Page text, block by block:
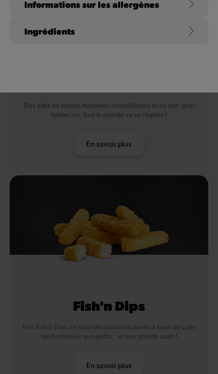
Des ailes de poulet marinées, croustillantes et au bon goût
barbecue. Tout le monde va se régaler !
En savoir plus
Fish'n Dips
Nos Fish’n Dips, ce sont des poissons panés à base de colin
qui font plaisir aux petits… et aux grands aussi !
En savoir plus
Informations sur les allergènes
Soja
Ingrédients